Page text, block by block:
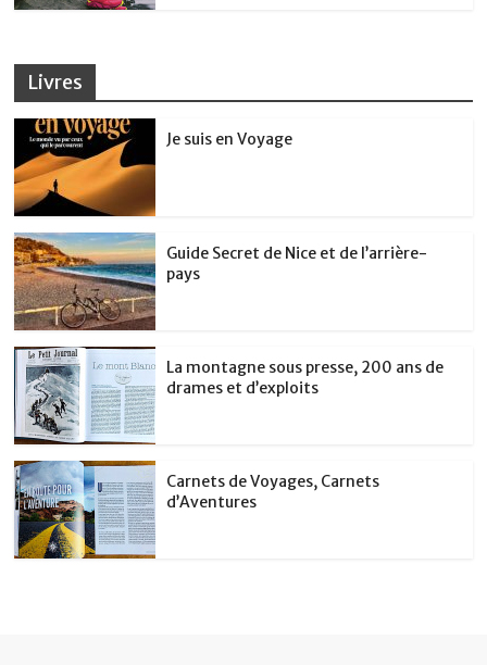
Livres
Je suis en Voyage
Guide Secret de Nice et de l’arrière-
pays
La montagne sous presse, 200 ans de
drames et d’exploits
Carnets de Voyages, Carnets
d’Aventures